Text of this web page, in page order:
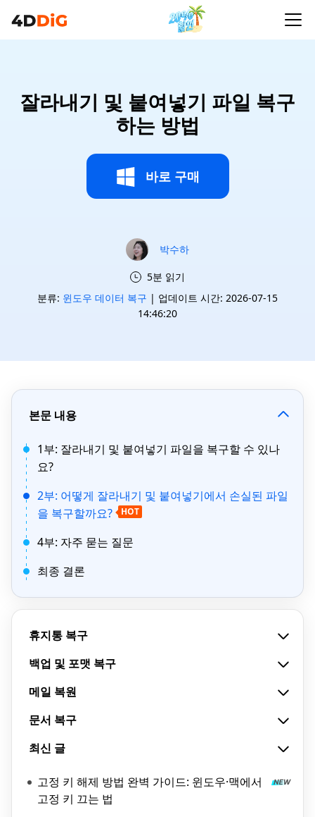
잘라내기 및 붙여넣기 파일 복구
하는 방법
바로 구매
박수하
5분 읽기
분류: 윈도우 데이터 복구 | 업데이트 시간: 2026-07-15
14:46:20
본문 내용
1부: 잘라내기 및 붙여넣기 파일을 복구할 수 있나
요?
2부: 어떻게 잘라내기 및 붙여넣기에서 손실된 파일
을 복구할까요?
HOT
4부: 자주 묻는 질문
최종 결론
휴지통 복구
백업 및 포맷 복구
메일 복원
문서 복구
최신 글
고정 키 해제 방법 완벽 가이드: 윈도우·맥에서
고정 키 끄는 법